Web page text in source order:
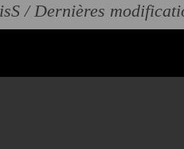
/ Dernières